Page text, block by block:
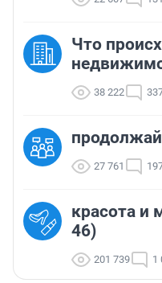
Что
38 222
27 761
красота и
46)
201 739 1